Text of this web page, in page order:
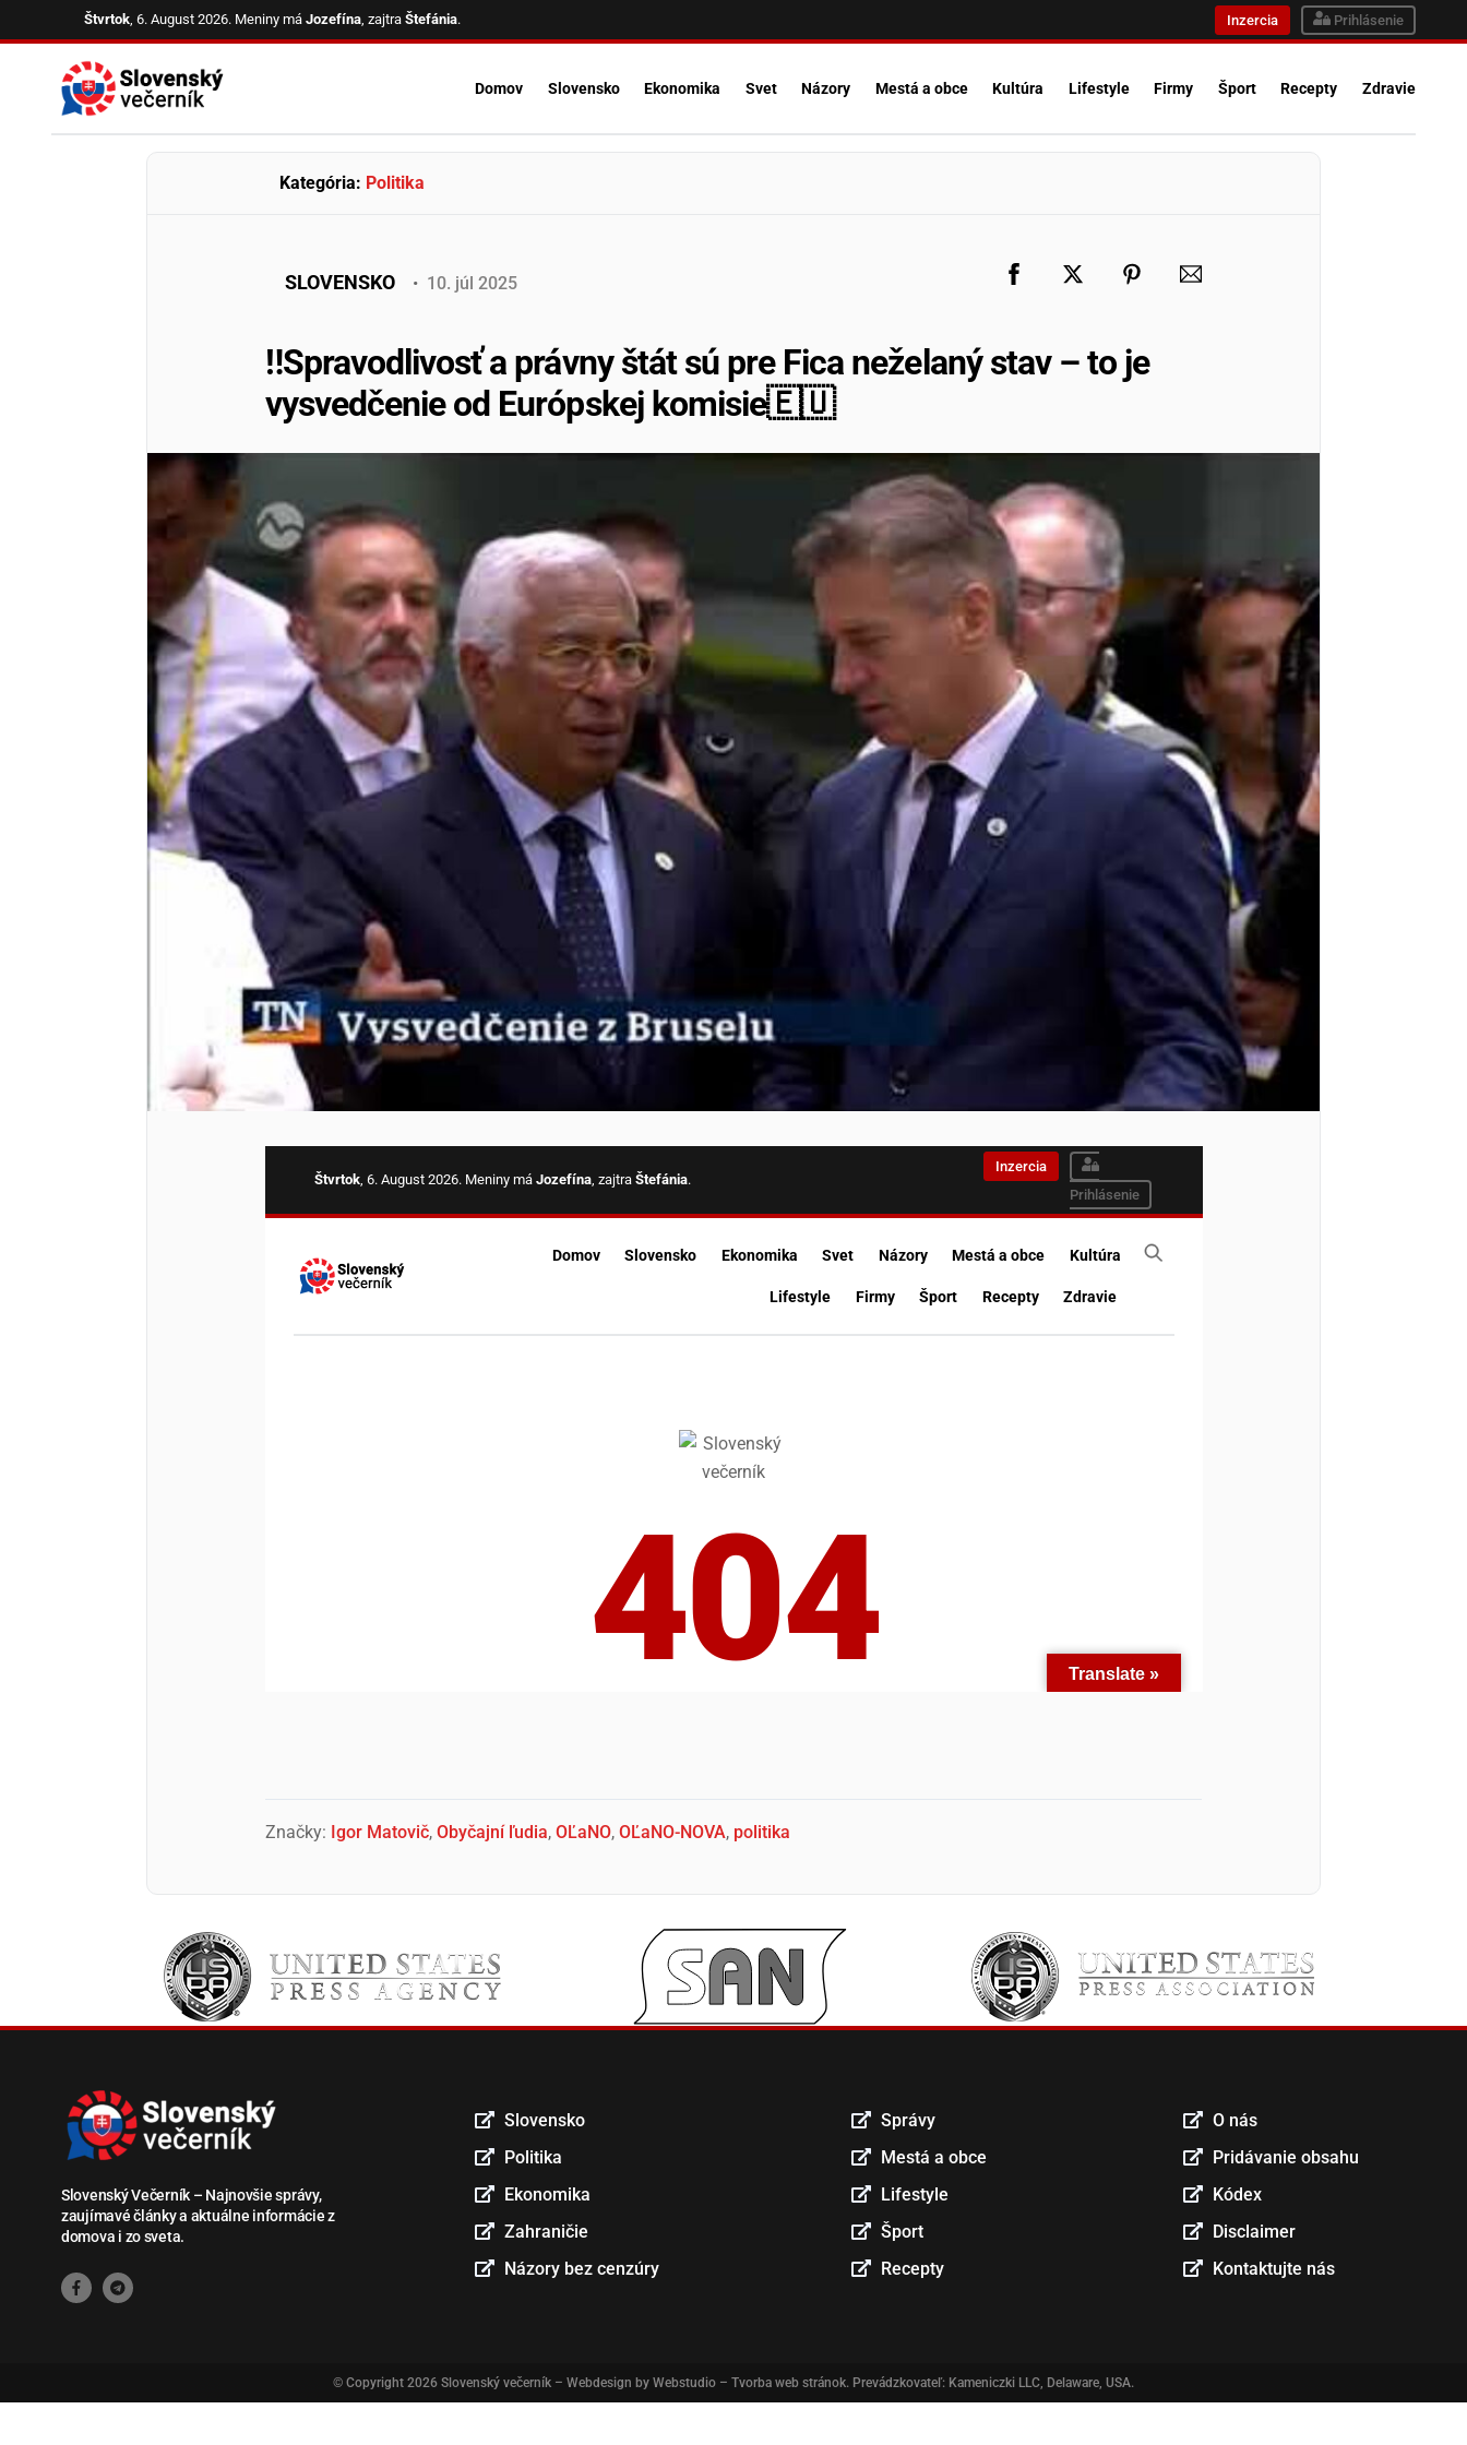
to
Štvrtok, 6. August 2026. Meniny máJozefína, zajtraŠtefánia. Inzercia Prihlásenie
Domov Slovensko Ekonomika Svet Názory Mestá a obce Kultúra Lifestyle Firmy Šport Recepty Zdravie
Kategória: Politika
SLOVENSKO • 10. júl 2025
‼️Spravodlivosť a právny štát sú pre Fica neželaný stav – to je
vysvedčenie od Európskej komisie🇪🇺
Značky: Igor Matovič, Obyčajní ľudia, OĽaNO, OĽaNO-NOVA, politika
Slovenský Večerník – Najnovšie správy,
zaujímavé články a aktuálne informácie z
domova i zo sveta.
Slovensko
Politika
Ekonomika
Zahraničie
Názory bez cenzúry
Správy
Mestá a obce
Lifestyle
Šport
Recepty
O nás
Pridávanie obsahu
Kódex
Disclaimer
Kontaktujte nás
© Copyright 2026 Slovenský večerník – Webdesign by Webstudio – Tvorba web stránok. Prevádzkovateľ: Kameniczki LLC, Delaware, USA.